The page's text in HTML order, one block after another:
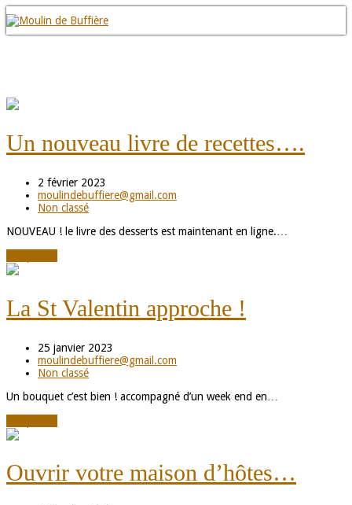
Un nouveau livre de recettes….
2 février 2023
moulindebuffiere@gmail.com
Non classé
NOUVEAU ! le livre des desserts est maintenant en ligne.…
La St Valentin approche !
25 janvier 2023
moulindebuffiere@gmail.com
Non classé
Un bouquet c’est bien ! accompagné d’un week end en…
Ouvrir votre maison d’hôtes…